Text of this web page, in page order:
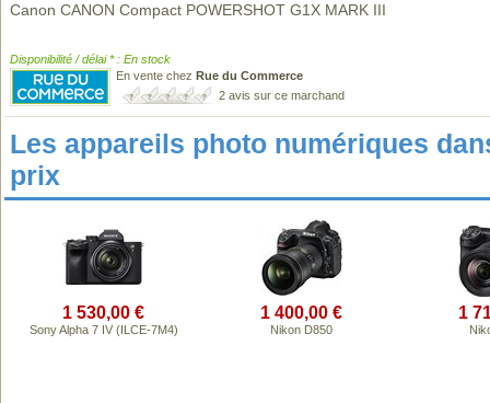
Canon CANON Compact POWERSHOT G1X MARK III
Disponibilité / délai * : En stock
En vente chez Rue du Commerce
2 avis sur ce marchand
Les appareils photo numériques
prix
1 530,00 €
Sony Alpha 7 IV (ILCE-7M4)
1 400,00 €
Nikon D850
1